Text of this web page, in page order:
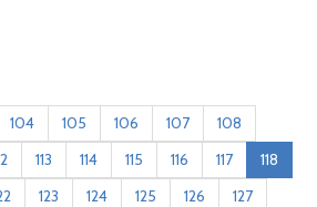
104 105 106 107
108
113 114 115 116 117
118
123 124 125 126
127